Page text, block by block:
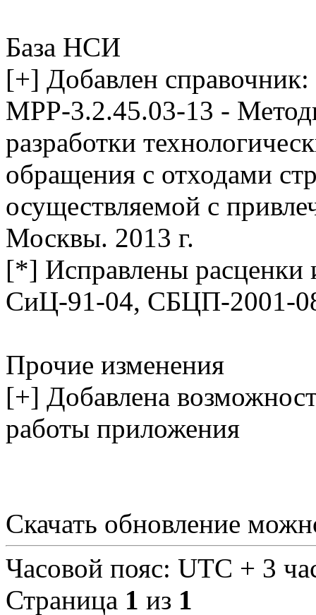
База НСИ
[+] Добавлен справочник:
МРР-3.2.45.03-13 -
разработки
обращения с отходами
осуществляемой с
Москвы. 2013 г.
[*] Исправлены
СиЦ-91-04, СБЦП-2001-
Прочие изменения
[+] Добавлена
работы приложения
Скачать обновление
Часовой пояс: UTC + 3
Страница 1 из 1